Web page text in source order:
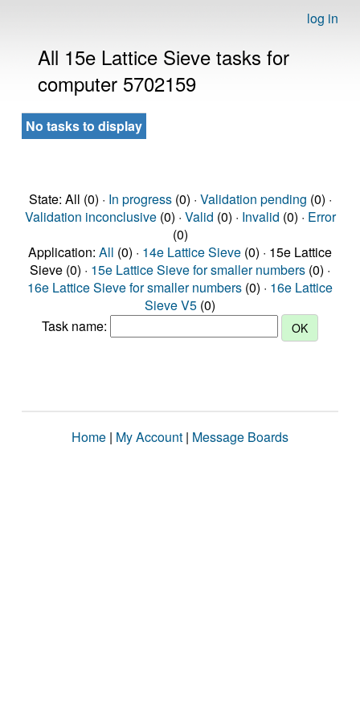
log in
All 15e Lattice Sieve tasks for
computer 5702159
No tasks to display
State: All (0) · In progress(0) · Validation pending (0) ·
Validation inconclusive(0) · Valid (0) · Invalid (0) · Error
(0)
Application: All (0) · 14e Lattice Sieve (0) · 15e Lattice
Sieve (0) · 15e Lattice Sieve for smaller numbers (0) ·
16e Lattice Sieve for smaller numbers (0) · 16e Lattice
Sieve V5 (0)
Task name:
Home | My Account | Message Boards